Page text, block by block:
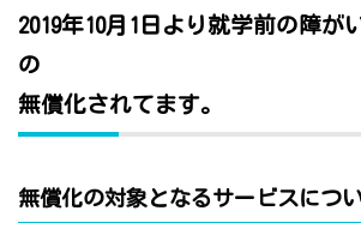
2019年10月1日より就学前の障が
の
無償化されてます。
無償化の対象となるサービスにつ